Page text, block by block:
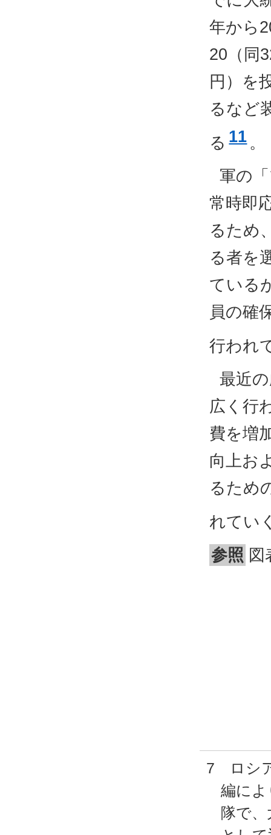
年から
20（同
円）を
るなど
る 11 。
軍の
常時即
るため
る者を
ている
員の確
行われ
最近
広く行
費を増
向上お
るため
れてい
参照 図
7 ロシ
編によ
隊で